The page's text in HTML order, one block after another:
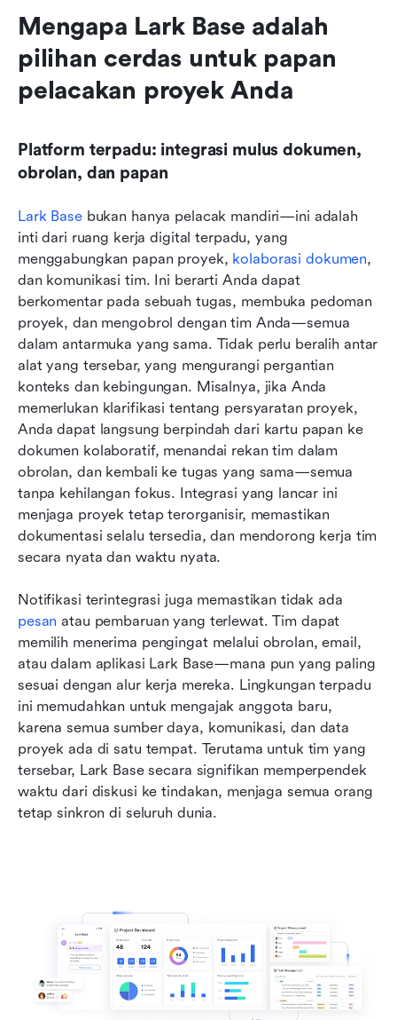
Mengapa Lark Base adalah
pilihan cerdas untuk papan
pelacakan proyek Anda
Platform terpadu: integrasi mulus dokumen,
obrolan, dan papan
Lark Base bukan hanya pelacak mandiri—ini adalah
inti dari ruang kerja digital terpadu, yang
menggabungkan papan proyek, kolaborasi dokumen,
dan komunikasi tim. Ini berarti Anda dapat
berkomentar pada sebuah tugas, membuka pedoman
proyek, dan mengobrol dengan tim Anda—semua
dalam antarmuka yang sama. Tidak perlu beralih antar
alat yang tersebar, yang mengurangi pergantian
konteks dan kebingungan. Misalnya, jika Anda
memerlukan klarifikasi tentang persyaratan proyek,
Anda dapat langsung berpindah dari kartu papan ke
dokumen kolaboratif, menandai rekan tim dalam
obrolan, dan kembali ke tugas yang sama—semua
tanpa kehilangan fokus. Integrasi yang lancar ini
menjaga proyek tetap terorganisir, memastikan
dokumentasi selalu tersedia, dan mendorong kerja tim
secara nyata dan waktu nyata.
pesan atau pembaruan yang terlewat. Tim dapat
memilih menerima pengingat melalui obrolan, email,
atau dalam aplikasi Lark Base—mana pun yang paling
sesuai dengan alur kerja mereka. Lingkungan terpadu
ini memudahkan untuk mengajak anggota baru,
karena semua sumber daya, komunikasi, dan data
proyek ada di satu tempat. Terutama untuk tim yang
tersebar, Lark Base secara signifikan memperpendek
waktu dari diskusi ke tindakan, menjaga semua orang
tetap sinkron di seluruh dunia.